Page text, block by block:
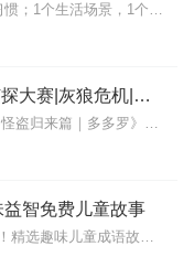
每天5分钟，培养成语学习好习惯；1个生活场景，1个成语典故，1例造句；潜移默化学语文，抓住孩子的学习黄金期；hi，亲爱的小朋友们，我是你们的好朋友，也是喜欢讲故...
神探迈克狐· 千面怪盗|侦探大赛|灰狼危机|多多罗
新专辑点击收听《神探迈克狐·怪盗归来篇｜多多罗》！！！>>>点击进入主播橱窗购买《神探迈克狐》系列图书吧!<<<多多罗故事【点击前往】收听多多罗其他好玩有趣的故...
智免费儿童故事
跟着开心锤锤一起快乐学成语！精选趣味儿童成语故事，全程免费收听，情节生动有趣、节奏轻快，在欢乐的故事里积累成语、提升表达力，适合孩子日常磨耳朵，轻松收获知识与快...